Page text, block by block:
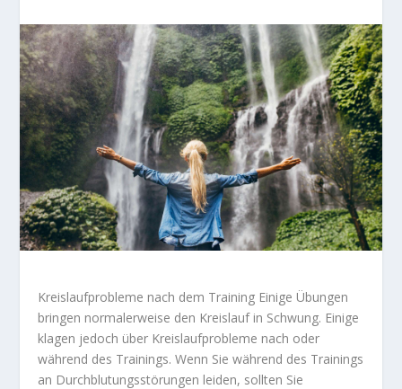
Kreislaufprobleme nach dem Training Einige Übungen
bringen normalerweise den Kreislauf in Schwung. Einige
klagen jedoch über Kreislaufprobleme nach oder
während des Trainings. Wenn Sie während des Trainings
an Durchblutungsstörungen leiden, sollten Sie